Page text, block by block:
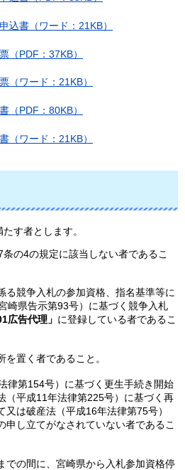
込書（ワード：21KB）
（PDF：37KB）
（ワード：21KB）
（PDF：80KB）
（ワード：21KB）
す者とします。
の4の規定に該当しない者であるこ
る競争入札の参加資格、指名基準等に
崎県告示第93号）に基づく競争入札
広告代理」 に登録している者であるこ
置く者であること。
律第154号）に基づく更生手続き開始
（平成11年法律第225号）に基づく再
又は破産法（平成16年法律第75号）
申し立てがなされていない者であるこ
での間に、宮崎県から入札参加資格停